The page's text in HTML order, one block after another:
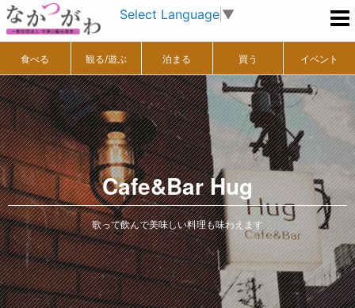
Select Language ▼
食べる 観る/遊ぶ 泊まる 買う イベント
Cafe&Bar Hug
歌って飲んで美味しい料理も味わえます